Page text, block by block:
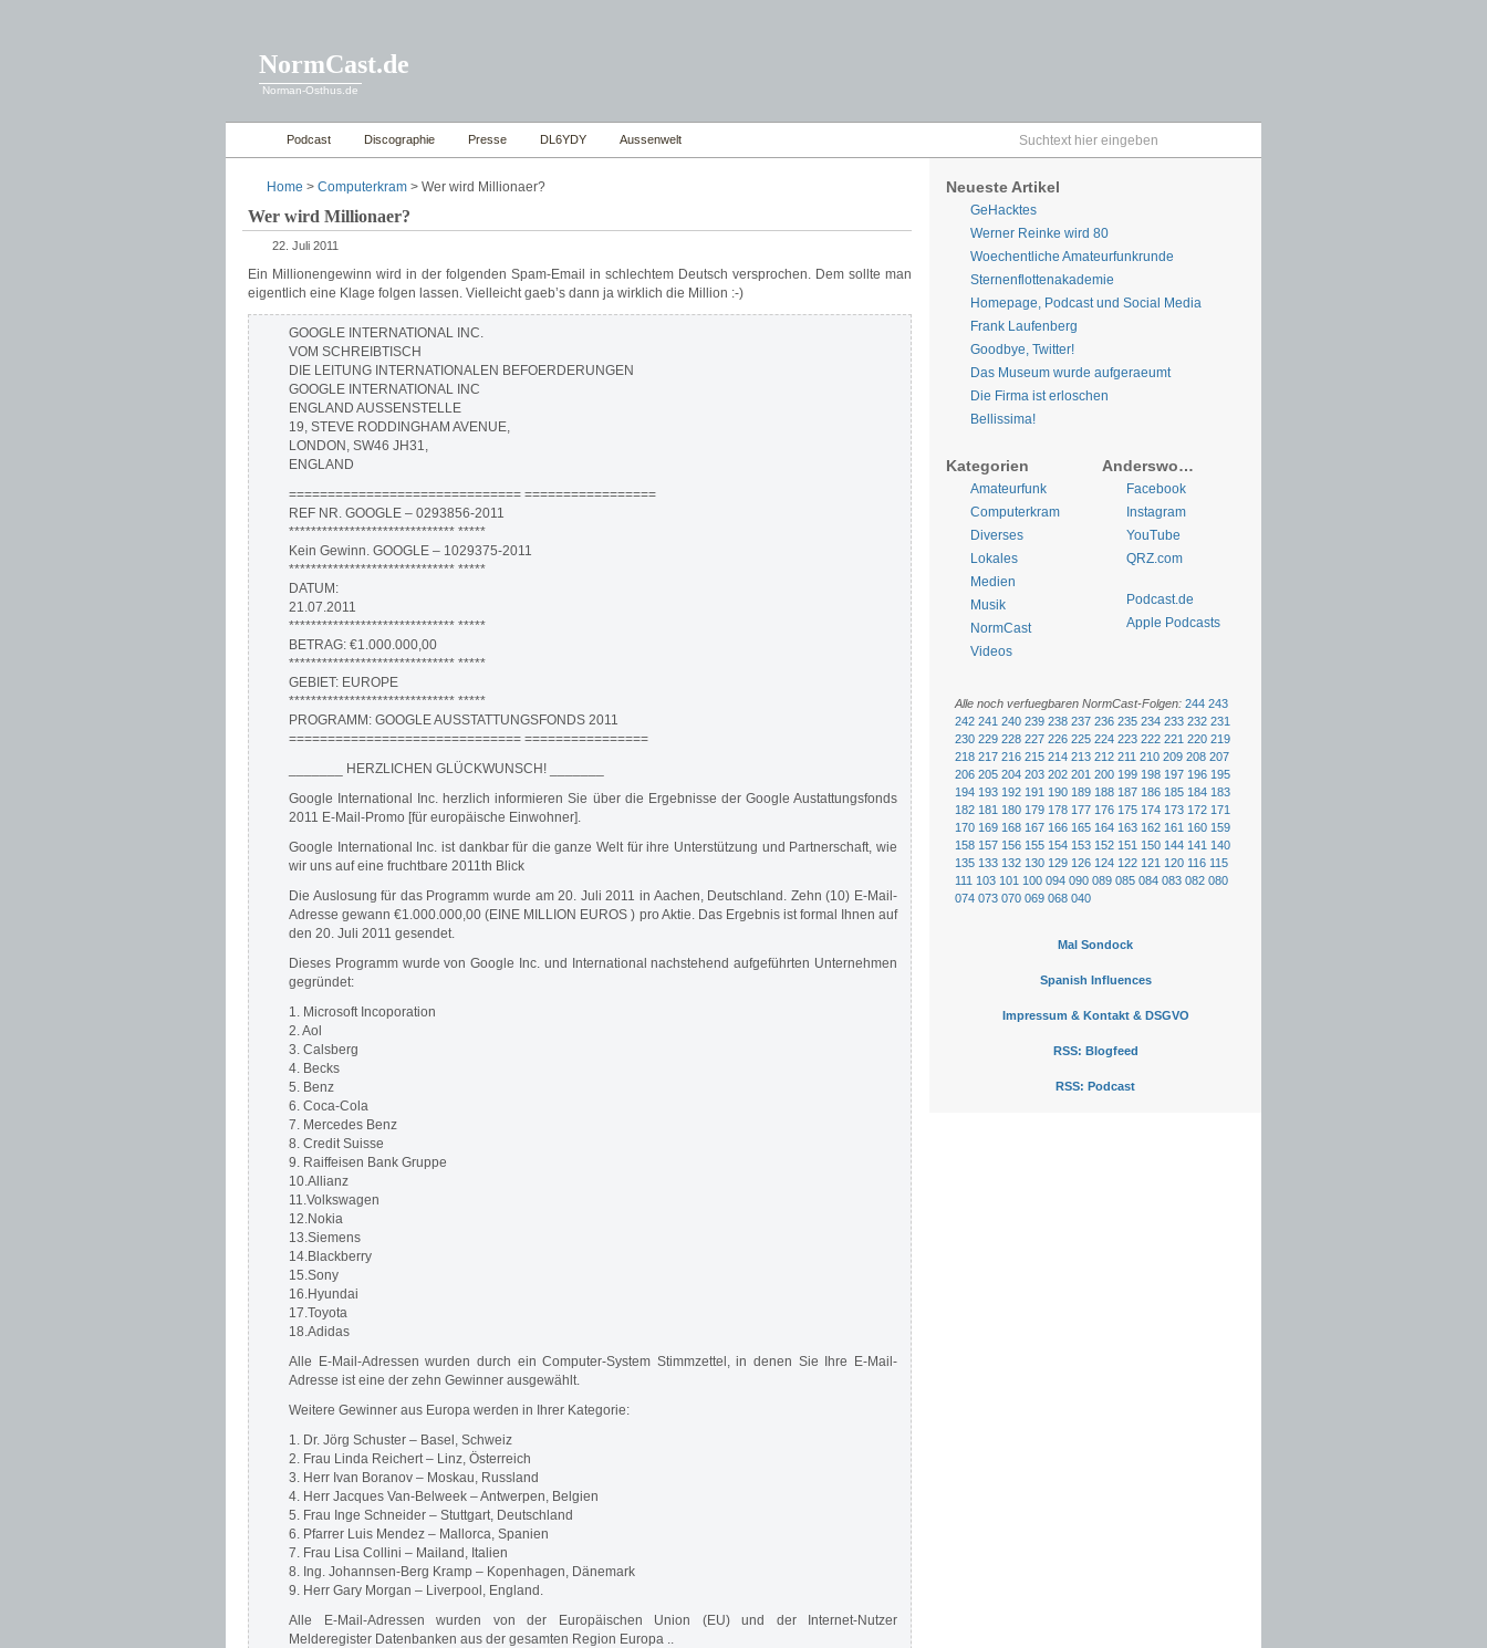
NormCast.de
Norman-Osthus.de
Podcast Discographie Presse DL6YDY Aussenwelt
Home > Computerkram > Wer wird Millionaer?
Wer wird Millionaer?
22. Juli 2011
Ein Millionengewinn wird in der folgenden Spam-Email in schlechtem Deutsch versprochen. Dem sollte man
eigentlich eine Klage folgen lassen. Vielleicht gaeb’s dann ja wirklich die Million :-)
GOOGLE INTERNATIONAL INC.
VOM SCHREIBTISCH
DIE LEITUNG INTERNATIONALEN BEFOERDERUNGEN
GOOGLE INTERNATIONAL INC
ENGLAND AUSSENSTELLE
19, STEVE RODDINGHAM AVENUE,
LONDON, SW46 JH31,
ENGLAND
============================== =================
REF NR. GOOGLE – 0293856-2011
****************************** *****
Kein Gewinn. GOOGLE – 1029375-2011
****************************** *****
DATUM:
21.07.2011
****************************** *****
BETRAG: €1.000.000,00
****************************** *****
GEBIET: EUROPE
****************************** *****
PROGRAMM: GOOGLE AUSSTATTUNGSFONDS 2011
============================== ================
_______ HERZLICHEN GLÜCKWUNSCH! _______
Google International Inc. herzlich informieren Sie über die Ergebnisse der Google Austattungsfonds
2011 E-Mail-Promo [für europäische Einwohner].
Google International Inc. ist dankbar für die ganze Welt für ihre Unterstützung und Partnerschaft, wie
wir uns auf eine fruchtbare 2011th Blick
Die Auslosung für das Programm wurde am 20. Juli 2011 in Aachen, Deutschland. Zehn (10) E-Mail-
Adresse gewann €1.000.000,00 (EINE MILLION EUROS ) pro Aktie. Das Ergebnis ist formal Ihnen auf
den 20. Juli 2011 gesendet.
Dieses Programm wurde von Google Inc. und International nachstehend aufgeführten Unternehmen
gegründet:
1. Microsoft Incoporation
2. Aol
3. Calsberg
4. Becks
5. Benz
6. Coca-Cola
7. Mercedes Benz
8. Credit Suisse
9. Raiffeisen Bank Gruppe
10.Allianz
11.Volkswagen
12.Nokia
13.Siemens
14.Blackberry
15.Sony
16.Hyundai
17.Toyota
18.Adidas
Alle E-Mail-Adressen wurden durch ein Computer-System Stimmzettel, in denen Sie Ihre E-Mail-
Adresse ist eine der zehn Gewinner ausgewählt.
Weitere Gewinner aus Europa werden in Ihrer Kategorie:
1. Dr. Jörg Schuster – Basel, Schweiz
2. Frau Linda Reichert – Linz, Österreich
3. Herr Ivan Boranov – Moskau, Russland
4. Herr Jacques Van-Belweek – Antwerpen, Belgien
5. Frau Inge Schneider – Stuttgart, Deutschland
6. Pfarrer Luis Mendez – Mallorca, Spanien
7. Frau Lisa Collini – Mailand, Italien
8. Ing. Johannsen-Berg Kramp – Kopenhagen, Dänemark
9. Herr Gary Morgan – Liverpool, England.
Alle E-Mail-Adressen wurden von der Europäischen Union (EU) und der Internet-Nutzer
Melderegister Datenbanken aus der gesamten Region Europa ..
Neueste Artikel
GeHacktes
Werner Reinke wird 80
Woechentliche Amateurfunkrunde
Sternenflottenakademie
Homepage, Podcast und Social Media
Frank Laufenberg
Goodbye, Twitter!
Das Museum wurde aufgeraeumt
Die Firma ist erloschen
Bellissima!
Anderswo…
Facebook
Instagram
YouTube
QRZ.com
Podcast.de
Apple Podcasts
Kategorien
Amateurfunk
Computerkram
Diverses
Lokales
Medien
Musik
NormCast
Videos
Alle noch verfuegbaren NormCast-Folgen: 244 243
242 241 240 239 238 237 236 235 234 233 232 231
230 229 228 227 226 225 224 223 222 221 220 219
218 217 216 215 214 213 212 211 210 209 208 207
206 205 204 203 202 201 200 199 198 197 196 195
194 193 192 191 190 189 188 187 186 185 184 183
182 181 180 179 178 177 176 175 174 173 172 171
170 169 168 167 166 165 164 163 162 161 160 159
158 157 156 155 154 153 152 151 150 144 141 140
135 133 132 130 129 126 124 122 121 120 116 115
111 103 101 100 094 090 089 085 084 083 082 080
074 073 070 069 068 040
Mal Sondock
Spanish Influences
Impressum & Kontakt & DSGVO
RSS: Blogfeed
RSS: Podcast